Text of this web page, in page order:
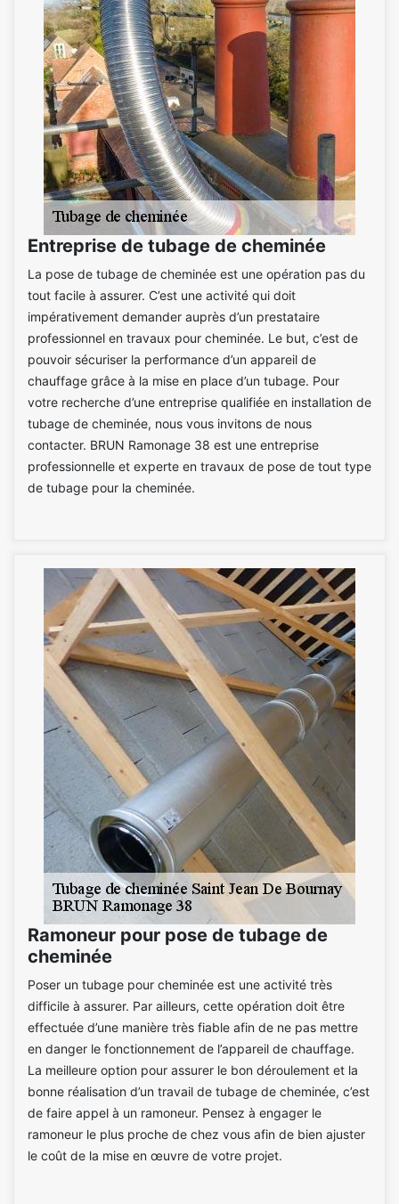
Entreprise de tubage de cheminée
La pose de tubage de cheminée est une opération pas du
tout facile à assurer. C’est une activité qui doit
impérativement demander auprès d’un prestataire
professionnel en travaux pour cheminée. Le but, c’est de
pouvoir sécuriser la performance d’un appareil de
chauffage grâce à la mise en place d’un tubage. Pour
votre recherche d’une entreprise qualifiée en installation de
tubage de cheminée, nous vous invitons de nous
contacter. BRUN Ramonage 38 est une entreprise
professionnelle et experte en travaux de pose de tout type
de tubage pour la cheminée.
Ramoneur pour pose de tubage de
cheminée
Poser un tubage pour cheminée est une activité très
difficile à assurer. Par ailleurs, cette opération doit être
effectuée d’une manière très fiable afin de ne pas mettre
en danger le fonctionnement de l’appareil de chauffage.
La meilleure option pour assurer le bon déroulement et la
bonne réalisation d’un travail de tubage de cheminée, c’est
de faire appel à un ramoneur. Pensez à engager le
ramoneur le plus proche de chez vous afin de bien ajuster
le coût de la mise en œuvre de votre projet.